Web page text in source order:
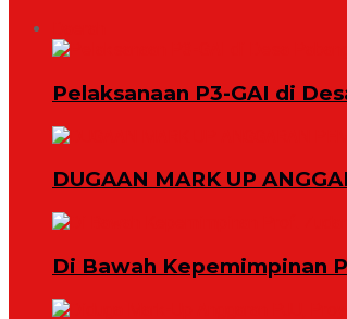
Pelaksanaan P3-GAI di
DUGAAN MARK UP
Di Bawah Kepemimpinan